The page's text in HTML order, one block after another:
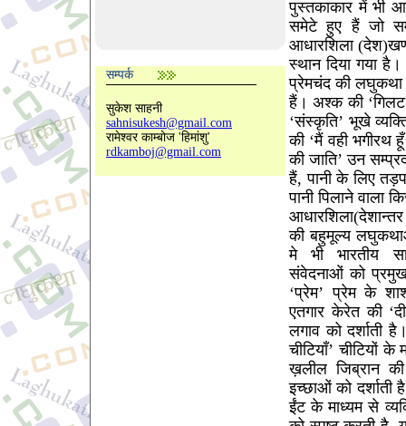
सम्पर्क
सुकेश साहनी
sahnisukesh@gmail.com
रामेश्वर काम्बोज 'हिमांशु'
rdkamboj@gmail.com
पुस्तकाकार में भी
समेटे हुए हैं जो
आधारशिला
स्थान दिया गया है।
प्रेमचंद की लघुकथा
हैं। अश्क की
‘संस्कृति’ भूखे
की ‘मैं वही भगीरथ
की जाति’ उन
हैं, पानी के लिए
पानी पिलाने वाला
की बहुमूल्य
मे भी भारतीय
संवेदनाओं को
‘प्रेम’ प्रेम के
एतगार केरेत की
लगाव को दर्शाती
चीटियाँ’ चीटियों
ख़लील जिब्रान की
इच्छाओं को दर्शाती
ईंट के माध्यम से